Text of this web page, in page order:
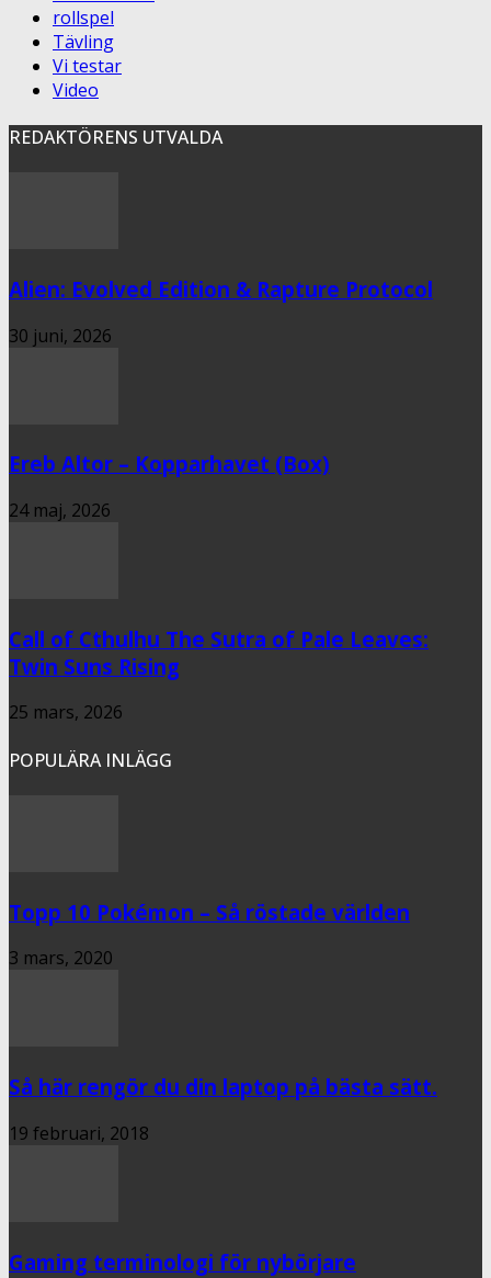
rollspel
Tävling
Vi testar
Video
REDAKTÖRENS UTVALDA
Alien: Evolved Edition & Rapture Protocol
30 juni, 2026
Ereb Altor – Kopparhavet (Box)
24 maj, 2026
Call of Cthulhu The Sutra of Pale Leaves:
Twin Suns Rising
25 mars, 2026
POPULÄRA INLÄGG
Topp 10 Pokémon – Så röstade världen
3 mars, 2020
Så här rengör du din laptop på bästa sätt.
19 februari, 2018
Gaming terminologi för nybörjare